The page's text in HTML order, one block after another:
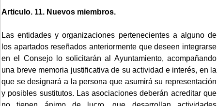
Articulo. 11. Nuevos miembros.
Las entidades y organizaciones pertenecientes a alguno de
los apartados reseñados anteriormente que deseen integrarse
en el Consejo lo solicitarán al Ayuntamiento, acompañando
una breve memoria justificativa de su actividad e interés, en la
que se designará a la persona que asumirá su representación
y posibles sustitutos. Las asociaciones deberán acreditar que